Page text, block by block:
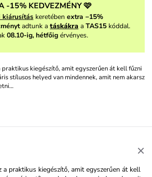
-15% KEDVEZMÉNY 🩷
kiárusítás keretében extra −15%
adtunk a táskákra a TAS15 kóddal.
08.10-ig, hétfőig érvényes.
praktikus kiegészítő, amit egyszerűen át kell fűzni
stílusos helyed van mindennek, amit nem akarsz
a praktikus kiegészítő, amit egyszerűen át kell